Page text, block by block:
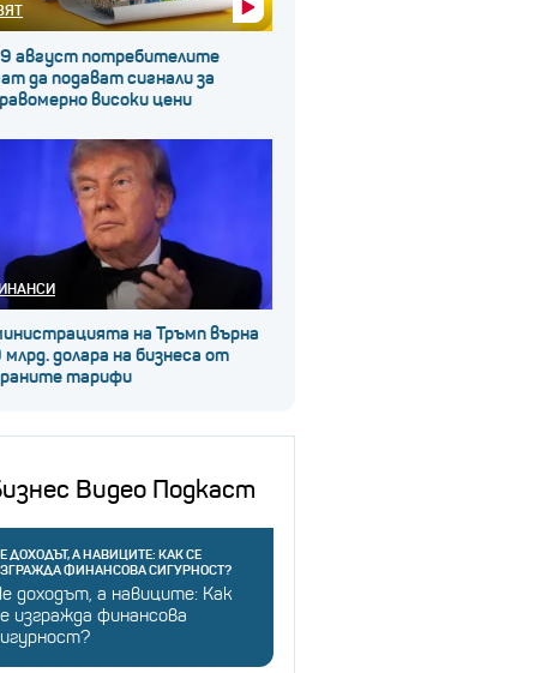
август потребителите
да подават сигнали за
високи цени
на Тръмп върна
долара на бизнеса от
тарифи
Видео Подкаст
ДОХОДЪТ, А НАВИЦИТЕ: КАК СЕ
ФИНАНСОВА СИГУРНОСТ?
доходът, а навиците: Как
изгражда финансова